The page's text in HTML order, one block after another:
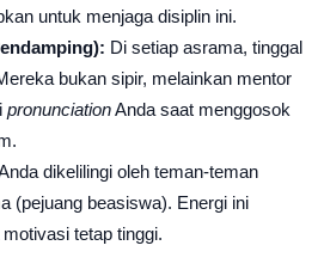
untuk menjaga disiplin ini.
Di setiap asrama, tinggal
bukan sipir, melainkan mentor
pronunciationAnda saat menggosok
dikelilingi oleh teman-teman
(pejuang beasiswa). Energi ini
tetap tinggi.